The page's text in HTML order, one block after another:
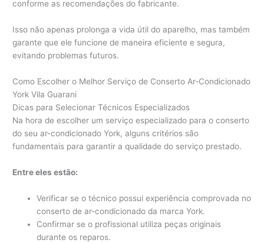
conforme as recomendações do fabricante.
Isso não apenas prolonga a vida útil do aparelho, mas também
garante que ele funcione de maneira eficiente e segura,
evitando problemas futuros.
Como Escolher o Melhor Serviço de Conserto Ar-Condicionado
York Vila Guarani
Dicas para Selecionar Técnicos Especializados
Na hora de escolher um serviço especializado para o conserto
do seu ar-condicionado York, alguns critérios são
fundamentais para garantir a qualidade do serviço prestado.
Entre eles estão:
Verificar se o técnico possui experiência comprovada no
conserto de ar-condicionado da marca York.
Confirmar se o profissional utiliza peças originais
durante os reparos.